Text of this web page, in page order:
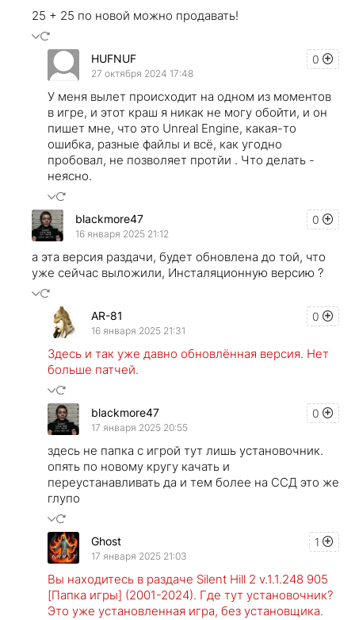
25 + 25 по новой можно продавать!
0
HUFNUF
27 октября 2024 17:48
У меня вылет происходит на одном из моментов
в игре, и этот краш я никак не могу обойти, и он
пишет мне, что это Unreal Engine, какая-то
ошибка, разные файлы и всё, как угодно
пробовал, не позволяет протйи . Что делать -
неясно.
0
blackmore47
16 января 2025 21:12
а эта версия раздачи, будет обновлена до той, что
уже сейчас выложили, Инсталяционную версию ?
0
AR-81
16 января 2025 21:31
Здесь и так уже давно обновлённая версия. Нет
больше патчей.
0
blackmore47
17 января 2025 20:55
здесь не папка с игрой тут лишь установочник.
опять по новому кругу качать и
переустанавливать да и тем более на ССД это же
глупо
1
Ghost
17 января 2025 21:03
Вы находитесь в раздаче Silent Hill 2 v.1.1.248 905
[Папка игры] (2001-2024). Где тут установочник?
Это уже установленная игра, без установщика.